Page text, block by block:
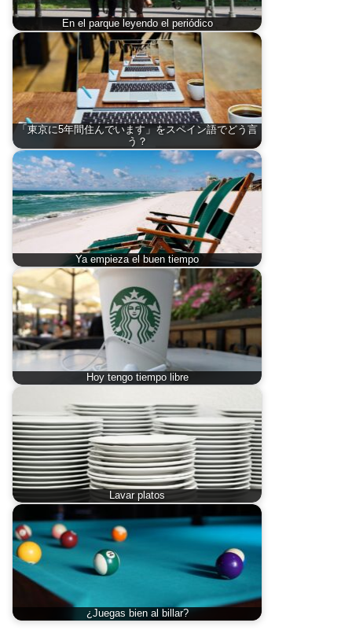
En el parque leyendo el periódico
「東京に5年間住んでいます」をスペイン語でどう言
う？
Ya empieza el buen tiempo
Hoy tengo tiempo libre
Lavar platos
¿Juegas bien al billar?